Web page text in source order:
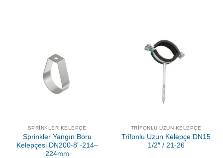
SPRINKLER KELEPÇE
Sprinkler Yangın Boru
Kelepçesi DN200-8”-214–
224mm
TRIFONLU UZUN KELEPÇE
Trifonlu Uzun Kelepçe DN15
1/2″ / 21-26